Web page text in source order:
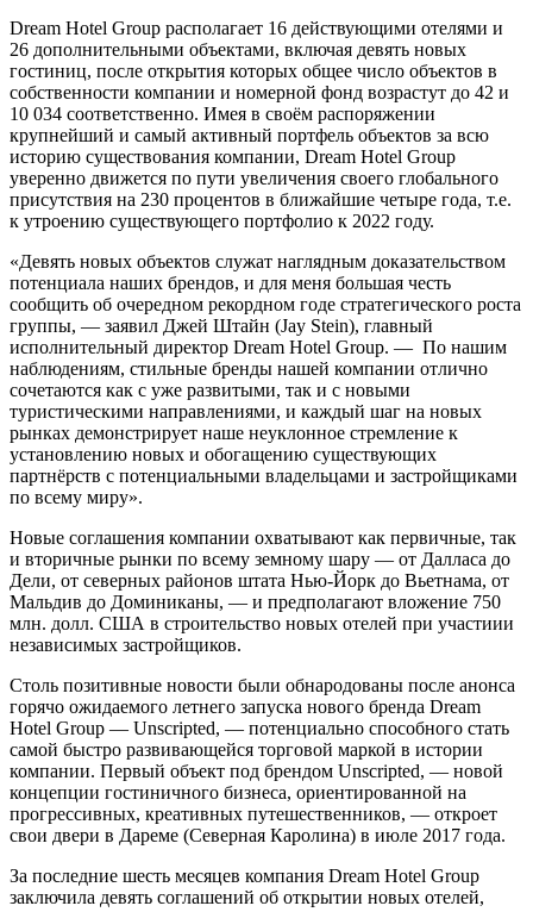
Dream Hotel Group располагает 16 действующими отелями и
26 дополнительными объектами, включая девять новых
гостиниц, после открытия которых общее число объектов в
собственности компании и номерной фонд возрастут до 42 и
10 034 соответственно. Имея в своём распоряжении
крупнейший и самый активный портфель объектов за всю
историю существования компании, Dream Hotel Group
уверенно движется по пути увеличения своего глобального
присутствия на 230 процентов в ближайшие четыре года, т.е.
к утроению существующего портфолио к 2022 году.
«Девять новых объектов служат наглядным доказательством
потенциала наших брендов, и для меня большая честь
сообщить об очередном рекордном годе стратегического роста
группы, — заявил Джей Штайн (Jay Stein), главный
исполнительный директор Dream Hotel Group. — По нашим
наблюдениям, стильные бренды нашей компании отлично
сочетаются как с уже развитыми, так и с новыми
туристическими направлениями, и каждый шаг на новых
рынках демонстрирует наше неуклонное стремление к
установлению новых и обогащению существующих
партнёрств с потенциальными владельцами и застройщиками
по всему миру».
Новые соглашения компании охватывают как первичные, так
и вторичные рынки по всему земному шару — от Далласа до
Дели, от северных районов штата Нью-Йорк до Вьетнама, от
Мальдив до Доминиканы, — и предполагают вложение 750
млн. долл. США в строительство новых отелей при участиии
независимых застройщиков.
Столь позитивные новости были обнародованы после анонса
горячо ожидаемого летнего запуска нового бренда Dream
Hotel Group — Unscripted, — потенциально способного стать
самой быстро развивающейся торговой маркой в истории
компании. Первый объект под брендом Unscripted, — новой
концепции гостиничного бизнеса, ориентированной на
прогрессивных, креативных путешественников, — откроет
свои двери в Дареме (Северная Каролина) в июле 2017 года.
За последние шесть месяцев компания Dream Hotel Group
заключила девять соглашений об открытии новых отелей,